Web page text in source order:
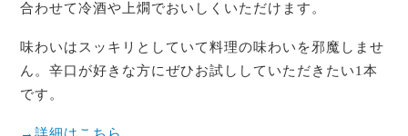
合わせて冷酒や上燗でおいしくいただけます。
味わいはスッキリとしていて料理の味わいを邪魔しませ
ん。辛口が好きな方にぜひお試ししていただきたい1本
です。